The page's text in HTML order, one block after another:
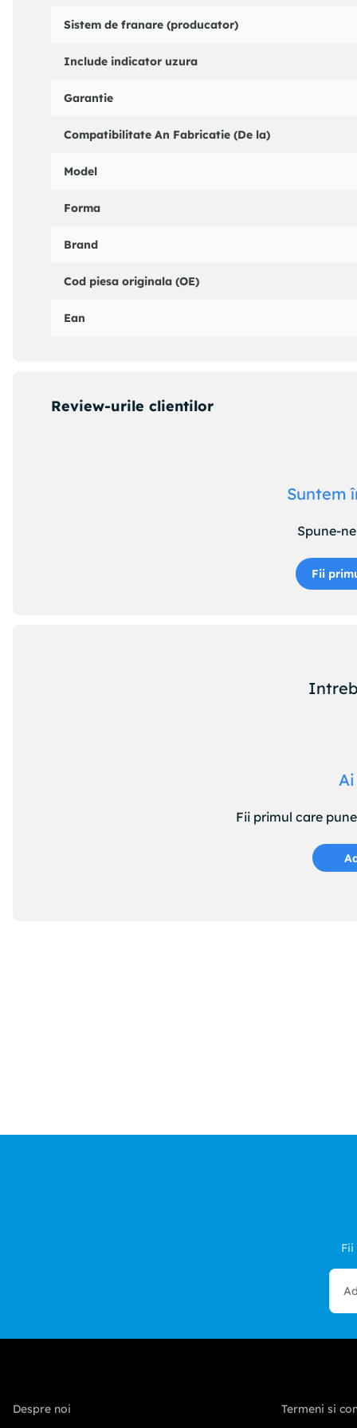
Sistem de franare (producator)
Include indicator uzura
Garantie
Compatibilitate An Fabricatie (De la)
Model
Forma
Brand
Cod piesa originala (OE)
Ean
Review-urile clientilor
Suntem
Spune-
Fii
Fii primul care
Despre noi
Termeni si